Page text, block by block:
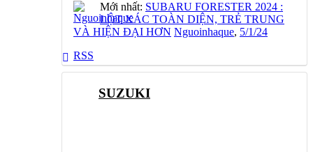
Mới nhất: SUBARU FORESTER 2024 :
LỘT XÁC TOÀN DIỆN, TRẺ TRUNG
VÀ HIỆN ĐẠI HƠN Nguoinhaque, 5/1/24
RSS
SUZUKI